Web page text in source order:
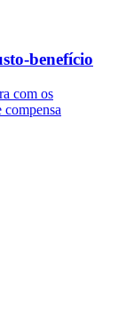
benefício
com os
compensa